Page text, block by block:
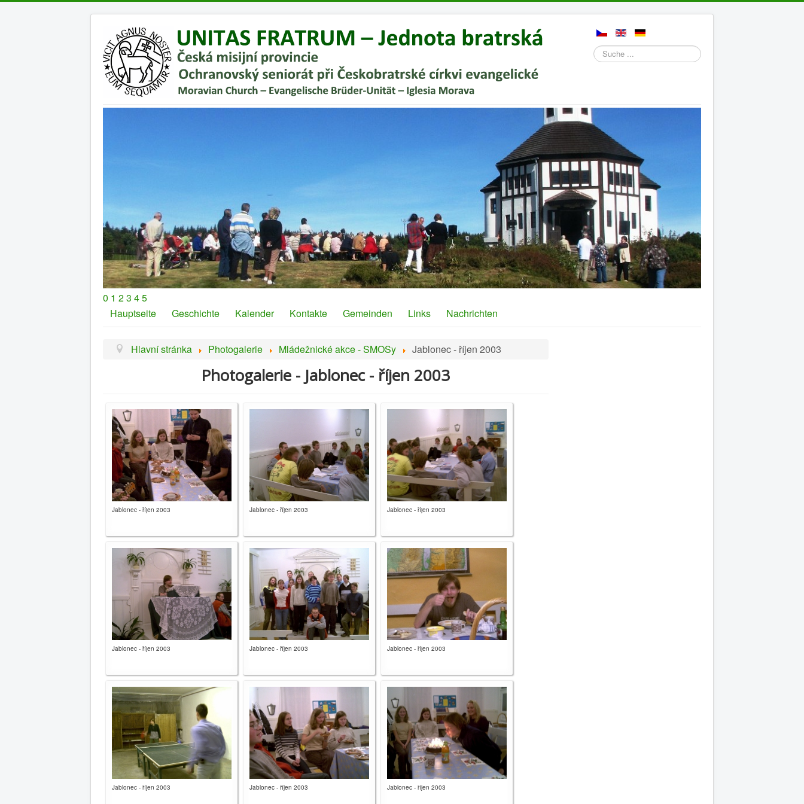
Suchen
0 1 23 45
Hauptseite
Geschichte Kalender Kontakte Gemeinden Links Nachrichten
Hlavní stránka Photogalerie Mládežnické akce - SMOSy Jablonec - říjen 2003
Photogalerie - Jablonec - říjen 2003
Jablonec - říjen 2003 Jablonec - říjen 2003 Jablonec - říjen 2003
Jablonec - říjen 2003 Jablonec - říjen 2003 Jablonec - říjen 2003
Jablonec - říjen 2003 Jablonec - říjen 2003 Jablonec - říjen 2003